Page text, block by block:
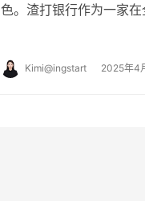
色。渣打银行作为一家
Kimi@ingstart 2025年4